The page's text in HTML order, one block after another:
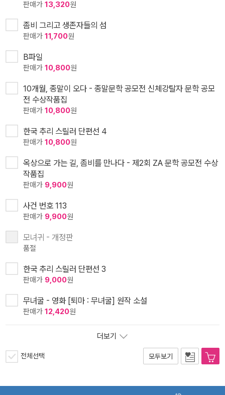
판매가 13,320원
좀비 그리고 생존자들의 섬
판매가 11,700원
B파일
판매가 10,800원
10개월, 종말이 오다 - 종말문학 공모전 신체강탈자 문학 공모
전 수상작품집
판매가 10,800원
한국 추리 스릴러 단편선 4
판매가 10,800원
옥상으로 가는 길, 좀비를 만나다 - 제2회 ZA 문학 공모전 수상
작품집
판매가 9,900원
사건 번호 113
판매가 9,900원
모녀귀 - 개정판
품절
한국 추리 스릴러 단편선 3
판매가 9,000원
무녀굴 - 영화 [퇴마 : 무녀굴] 원작 소설
판매가 12,420원
더보기
전체선택 모두보기